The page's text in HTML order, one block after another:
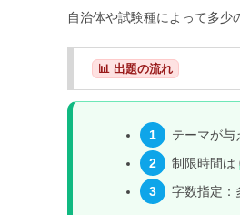
自治体や試験種によって多少
📊 出題の流れ
1
テーマが与
2
制限時間は
3
字数指定：